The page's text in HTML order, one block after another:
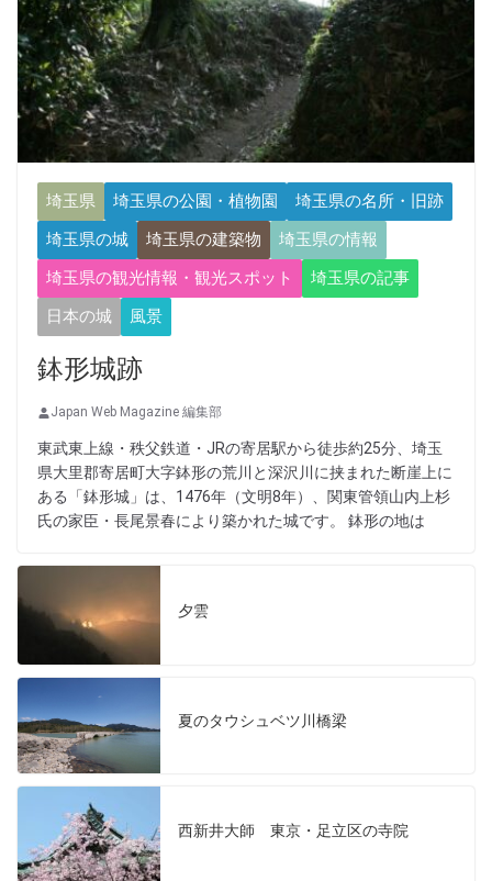
埼玉県 埼玉県の公園・植物園
埼玉県の名所・旧跡
埼玉県の城
埼玉県の建築物
埼玉県の情報
埼玉県の観光情報・観光スポット
埼玉県の記事
日本の城
風景
鉢形城跡
Japan Web Magazine 編集部
東武東上線・秩父鉄道・JRの寄居駅から徒歩約25分、埼玉
県大里郡寄居町大字鉢形の荒川と深沢川に挟まれた断崖上に
ある「鉢形城」は、1476年（文明8年）、関東管領山内上杉
氏の家臣・長尾景春により築かれた城です。 鉢形の地は
夕雲
夏のタウシュベツ川橋梁
西新井大師 東京・足立区の寺院